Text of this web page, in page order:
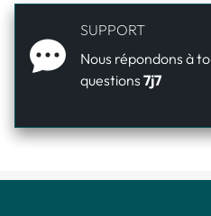
SUPPORT
Nous répondons à
questions 7j7